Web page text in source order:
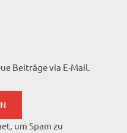
Beiträge via E-Mail.
um Spam zu